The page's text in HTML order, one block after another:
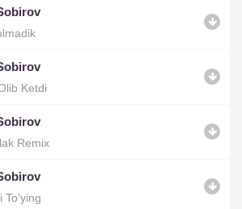
Ketdi
Remix